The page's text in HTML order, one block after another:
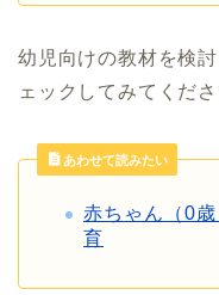
幼児向けの教材を検
ェックしてみてくださ
あわせて読みたい
赤ちゃん（0
育